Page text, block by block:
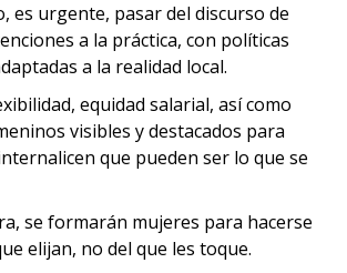
es urgente, pasar del discurso de
a la práctica, con políticas
a la realidad local.
equidad salarial, así como
visibles y destacados para
que pueden ser lo que se
se formarán mujeres para hacerse
elijan, no del que les toque.